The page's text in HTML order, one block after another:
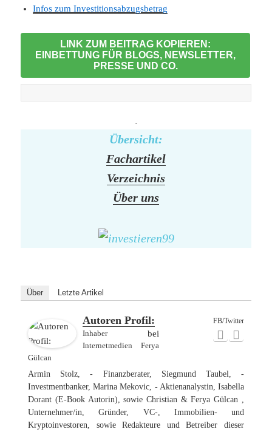
Infos zum Investitionsabzugsbetrag
LINK ZUM BEITRAG KOPIEREN:
EINBETTUNG FÜR BLOGS, NEWSLETTER,
PRESSE UND CO.
-
Übersicht:
Fachartikel
Verzeichnis
Über uns
Über Letzte Artikel
FB/Twitter
Autoren Profil:
Inhaberbei
Internetmedien Ferya
Gülcan
Armin Stolz, - Finanzberater, Siegmund Taubel, -
Investmentbanker, Marina Mekovic, - Aktienanalystin, Isabella
Dorant (E-Book Autorin), sowie Christian & Ferya Gülcan ,
Unternehmer/in, Gründer, VC-, Immobilien- und
Kryptoinvestoren, sowie Redakteure und Betreiber dieser